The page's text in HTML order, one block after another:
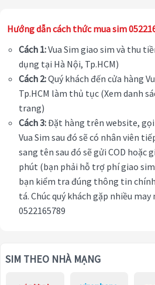
Hướng dẫn cách thức mua sim
Cách 1:Vua Sim giao sim và thu
dụng tại Hà Nội, Tp.HCM)
Cách 2:Quý khách đến cửa hàng
Tp.HCM làm thủ tục (Xem danh
trang)
Cách 3:Đặt hàng trên website,
Vua Sim sau đó sẽ có nhân viên
sang tên sau đó sẽ gửi COD hoặc
phút (bạn phải hỗ trợ phí giao
bạn kiểm tra đúng thông tin
tá. Chúc quý khách gặp nhiều
0522165789
SIM THEO NHÀ MẠNG